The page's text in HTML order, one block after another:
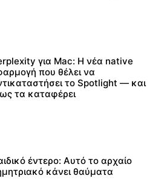
για Mac: Η νέα native
που θέλει να
το Spotlight — και
τα καταφέρει
έντερο: Αυτό το αρχαίο
κάνει θαύματα